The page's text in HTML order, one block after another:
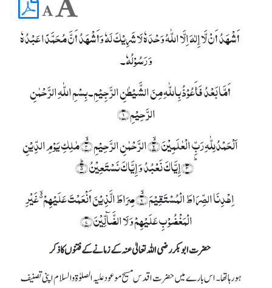
أَشْھَدُ أَنْ لَّا إِلٰہَ اِلَّا اللّٰہُ وَحْدَہٗ لَا شَرِیْکَ لَہٗ وَأَشْھَدُ أَنَّ مُحَمَّدًا عَبْدُہٗ
وَ رَسُوْلُہٗ۔
أَمَّا بَعْدُ فَأَعُوْذُ بِاللّٰہِ مِنَ الشَّیْطٰنِ الرَّجِیْمِ۔ بِسۡمِ اللّٰہِ الرَّحۡمٰنِ
الرَّحِیۡمِ﴿۱﴾
اَلۡحَمۡدُلِلّٰہِ رَبِّ الۡعٰلَمِیۡنَ ۙ﴿۲﴾ الرَّحۡمٰنِ الرَّحِیۡمِ ۙ﴿۳﴾ مٰلِکِ یَوۡمِ الدِّیۡنِ
ؕ﴿۴﴾إِیَّاکَ نَعۡبُدُ وَ إِیَّاکَ نَسۡتَعِیۡنُ ؕ﴿۵﴾
اِہۡدِنَا الصِّرَاطَ الۡمُسۡتَقِیۡمَ ۙ﴿۶﴾ صِرَاطَ الَّذِیۡنَ أَنۡعَمۡتَ عَلَیۡہِمۡ ۬ۙ غَیۡرِ
الۡمَغۡضُوۡبِ عَلَیۡہِمۡ وَ لَا الضَّآلِّیۡنَ﴿۷﴾
حضرت ابوبکر رضی اللہ تعالیٰ عنہ کے زمانے کے فتنوں کا ذکر
ہو رہا تھا۔ اس بارے میں حضرت اقدس مسیح موعود علیہ الصلوٰة والسلام اپنی تصنیف